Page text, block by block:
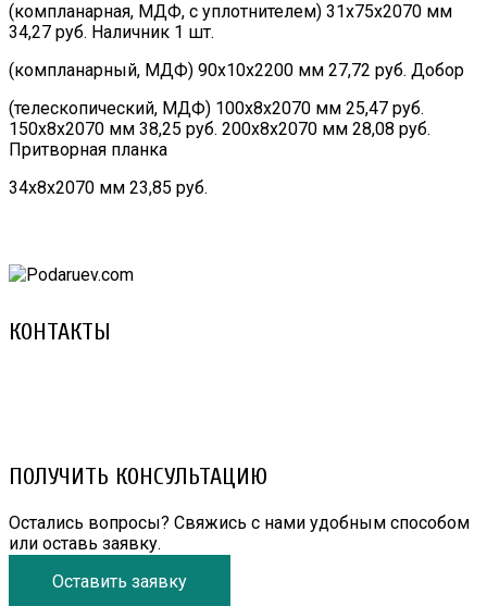
(компланарная, МДФ, с уплотнителем) 31х75х2070 мм
34,27 руб. Наличник 1 шт.
(компланарный, МДФ) 90х10х2200 мм 27,72 руб. Добор
(телескопический, МДФ) 100х8х2070 мм 25,47 руб.
150х8х2070 мм 38,25 руб. 200х8х2070 мм 28,08 руб.
Притворная планка
34х8х2070 мм 23,85 руб.
КОНТАКТЫ
ПОЛУЧИТЬ КОНСУЛЬТАЦИЮ
Остались вопросы? Свяжись с нами удобным способом
или оставь заявку.
Оставить заявку